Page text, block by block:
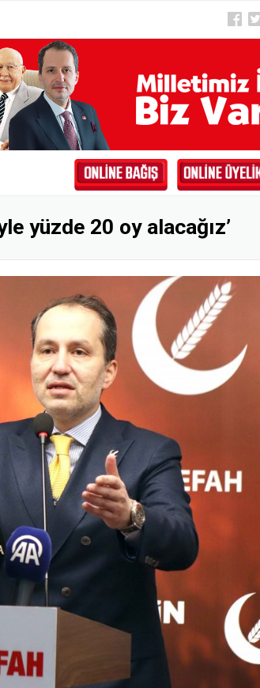
yüzde 20 oy alacağız’